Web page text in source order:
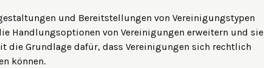
und Bereitstellungen von Vereinigungstypen
Handlungsoptionen von Vereinigungen erweitern und sie
die Grundlage dafür, dass Vereinigungen sich rechtlich
können.